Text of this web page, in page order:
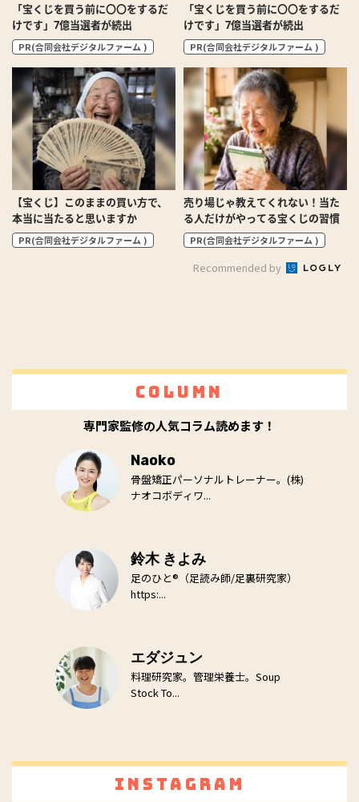
「宝くじを買う前に〇〇をするだ
けです」7億当選者が続出
PR(合同会社デジタルファーム )
「宝くじを買う前に〇〇をするだ
けです」7億当選者が続出
PR(合同会社デジタルファーム )
【宝くじ】このままの買い方で、
本当に当たると思いますか
PR(合同会社デジタルファーム )
売り場じゃ教えてくれない！当た
る人だけがやってる宝くじの習慣
PR(合同会社デジタルファーム )
Recommended by
Column
専門家監修の人気コラム読めます！
Naoko
骨盤矯正パーソナルトレーナー。(株)
ナオコボディワ...
鈴木 きよみ
足のひと®（足読み師/足裏研究家）
https:...
エダジュン
料理研究家。管理栄養士。Soup
Stock To...
Instagram